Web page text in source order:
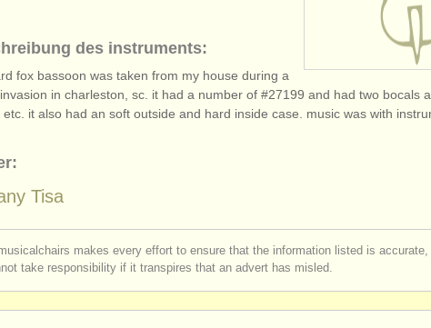
des instruments:
fox bassoon was taken from my house during a
in charleston, sc. it had a number of #27199 and had two bocals
etc. it also had an soft outside and hard inside case. music was with
Tisa
makes every effort to ensure that the information listed is accurate,
take responsibility if it transpires that an advert has misled.